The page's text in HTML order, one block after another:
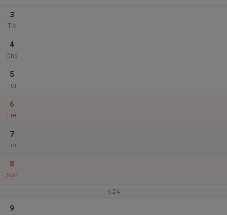
3
Tis
4
Ons
5
Tor
6
Fre
7
Lör
8
Sön
v.24
9